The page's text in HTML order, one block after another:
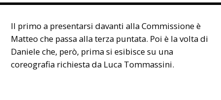
Il primo a presentarsi davanti alla Commissione è
Matteo che passa alla terza puntata. Poi è la volta di
Daniele che, però, prima si esibisce su una
coreografia richiesta da Luca Tommassini.